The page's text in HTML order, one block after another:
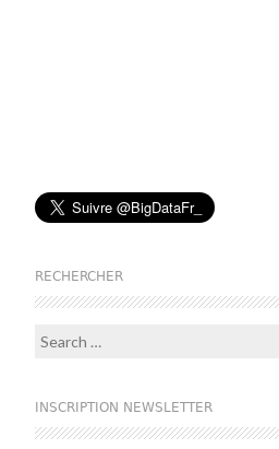
RECHERCHER
Search for:
INSCRIPTION NEWSLETTER